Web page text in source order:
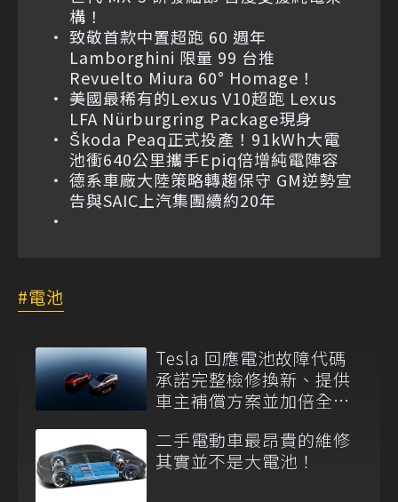
構！
致敬首款中置超跑 60 週年
Lamborghini 限量 99 台推
Revuelto Miura 60° Homage！
美國最稀有的Lexus V10超跑 Lexus
LFA Nürburgring Package現身
Škoda Peaq正式投產！91kWh大電
池衝640公里攜手Epiq倍增純電陣容
德系車廠大陸策略轉趨保守 GM逆勢宣
告與SAIC上汽集團續約20年
電池
Tesla 回應電池故障代碼
承諾完整檢修換新、提供
車主補償方案並加倍全台
二手電動車最昂貴的維修
其實並不是大電池！